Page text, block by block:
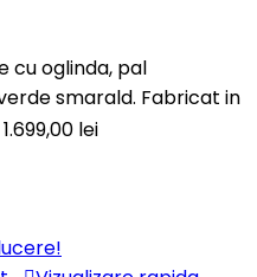
cu oglinda, pal
smarald. Fabricat in
1.699,00 lei